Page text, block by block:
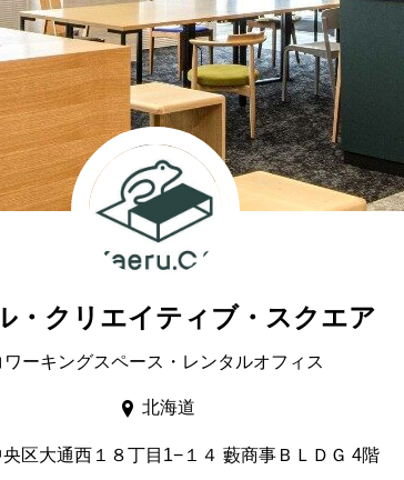
・クリエイティブ・スクエア
ワーキングスペース・レンタルオフィス
北海道
区大通西１８丁目1−１４ 藪商事ＢＬＤＧ 4階